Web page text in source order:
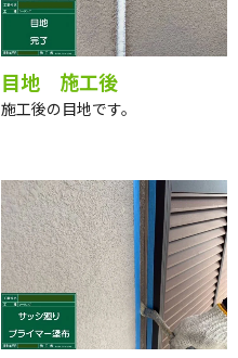
目地 施工後
施工後の目地です。